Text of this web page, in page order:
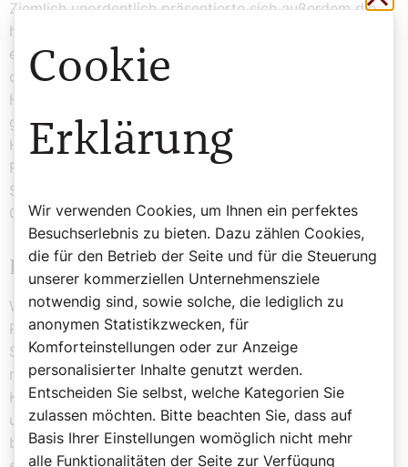
Ziemlich unordentlich präsentierte sich außerdem die
heimische Ordenswelt: Zwar können manche Stifte mit
einer Reihe von adoleszenten neuen Äbten glänzen,
doch zugleich zeugt eine Visitation im Vorzeige-Stift
Heiligenkreuz dafür, dass vielleicht doch nicht alles so
glänzend ist im Klösterreich. Auch bekommt die
Heldensage der Goldensteiner Golden Girls langsam
Risse: kritische Stimmen mischen sich hinein, frühere
Schüler zeigen, dass nicht alles goldig war in
Goldenstein.
Das schenkt uns 2026
Was schenkt nun Hoffnung fürs neue Jahr? Vielleicht ja
Rookie, Roxy, Reiya, Ruby sowie Simba, Suma, Stitch,
Socke, Smokey, Sky und Swiftie. Das sind die Namen
meiner Artgenossen, die von Verteidigungsministerin
Klaudia Tanner ihre „Welpentaufe“ verpasst bekamen
und in den Militärdienst aufgenommen wurden. Wer
braucht schon Eurofighter, wenn Socke und Swiftie
Cookie
Erklärung
Wir verwenden Cookies, um Ihnen ein perfektes
Besuchserlebnis zu bieten. Dazu zählen Cookies,
die für den Betrieb der Seite und für die Steuerung
unserer kommerziellen Unternehmensziele
notwendig sind, sowie solche, die lediglich zu
anonymen Statistikzwecken, für
Komforteinstellungen oder zur Anzeige
personalisierter Inhalte genutzt werden.
Entscheiden Sie selbst, welche Kategorien Sie
zulassen möchten. Bitte beachten Sie, dass auf
Basis Ihrer Einstellungen womöglich nicht mehr
alle Funktionalitäten der Seite zur Verfügung